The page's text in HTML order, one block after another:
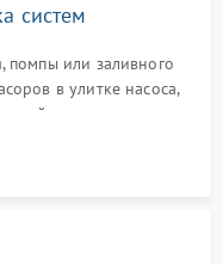
систем
помпы или заливного
в улитке насоса,
ремонт платы
проводки.